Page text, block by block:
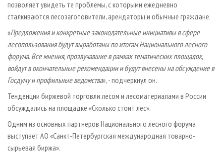
позволяет увидеть те проблемы, с которыми ежедневно
сталкиваются лесозаготовители, арендаторы и обычные граждане.
«Предложения и конкретные законодательные инициативы в сфере
лесопользования будут выработаны по итогам Национального лесного
форума. Все мнения, прозвучавшие в рамках тематических площадок,
войдут в окончательные рекомендации и будут внесены на обсуждение в
Госдуму и профильные ведомства», - подчеркнул он.
Тенденции биржевой торговли лесом и лесоматериалами в России
обсуждались на площадке «Сколько стоит лес».
Одним из основных партнеров Национального лесного форума
выступает АО «Санкт-Петербургская международная товарно-
сырьевая биржа».